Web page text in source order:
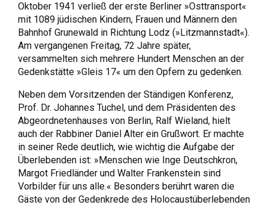
Oktober 1941 verließ der erste Berliner »Osttransport«
mit 1089 jüdischen Kindern, Frauen und Männern den
Bahnhof Grunewald in Richtung Lodz (»Litzmannstadt«).
Am vergangenen Freitag, 72 Jahre später,
versammelten sich mehrere Hundert Menschen an der
Gedenkstätte »Gleis 17« um den Opfern zu gedenken.
Neben dem Vorsitzenden der Ständigen Konferenz,
Prof. Dr. Johannes Tuchel, und dem Präsidenten des
Abgeordnetenhauses von Berlin, Ralf Wieland, hielt
auch der Rabbiner Daniel Alter ein Grußwort. Er machte
in seiner Rede deutlich, wie wichtig die Aufgabe der
Überlebenden ist: »Menschen wie Inge Deutschkron,
Margot Friedländer und Walter Frankenstein sind
Vorbilder für uns alle.« Besonders berührt waren die
Gäste von der Gedenkrede des Holocaustüberlebenden